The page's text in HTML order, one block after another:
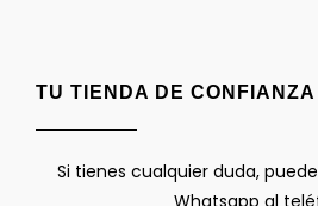
TU TIENDA DE CONFIANZA
Si tienes cualquier duda,
Whatsapp al